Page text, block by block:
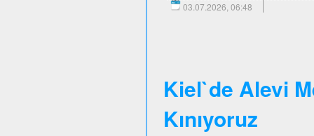
03.07.2026, 06:48
Kiel`de Alevi
Kınıyoruz